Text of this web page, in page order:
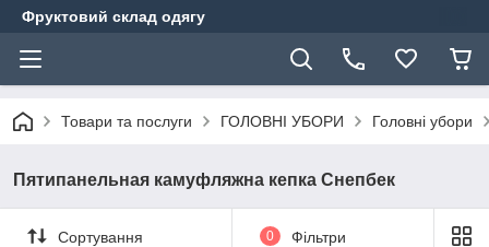
Фруктовий склад одягу
Товари та послуги ГОЛОВНІ УБОРИ Головні убори
Пятипанельная камуфляжна кепка Снепбек
Сортування 0 Фільтри